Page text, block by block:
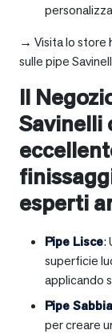
→ Visita lo store
sulle pipe
Il
Savinelli
esperti
Pipe Lisce:
superficie
applicando
Pipe
per creare